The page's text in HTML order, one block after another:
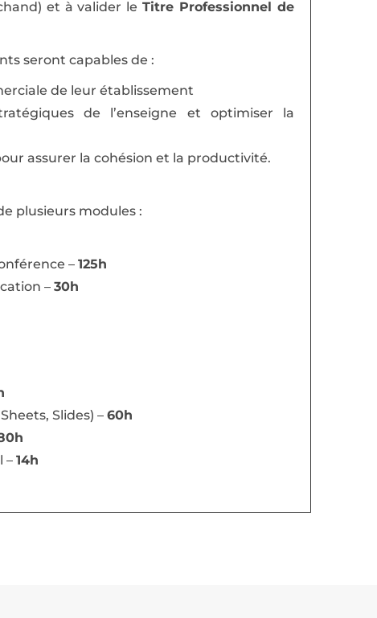
et à valider leTitre Professionnel de
seront capables de :
de leur établissement
de l’enseigne et optimiser la
assurer la cohésion et la productivité.
plusieurs modules :
– 125h
– 30h
Slides) – 60h
– 14h